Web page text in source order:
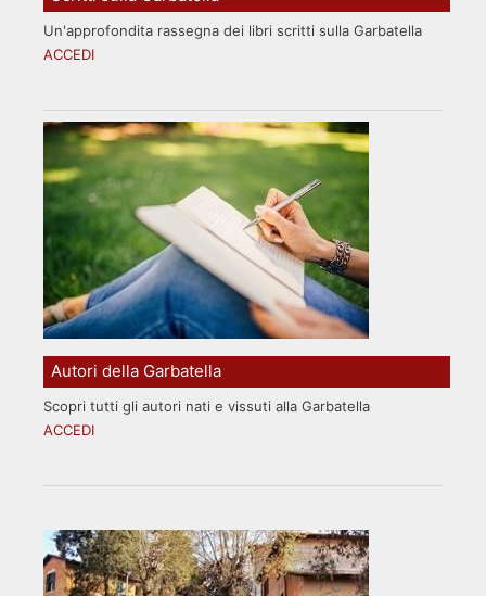
Un'approfondita rassegna dei libri scritti sulla Garbatella
ACCEDI
Autori della Garbatella
Scopri tutti gli autori nati e vissuti alla Garbatella
ACCEDI